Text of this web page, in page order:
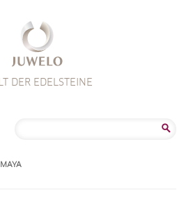
DER EDELSTEINE